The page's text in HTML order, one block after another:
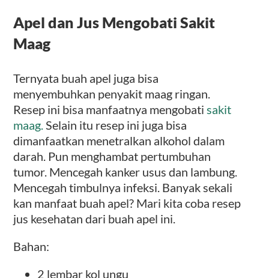
Apel dan Jus Mengobati Sakit
Maag
Ternyata buah apel juga bisa
menyembuhkan penyakit maag ringan.
Resep ini bisa manfaatnya mengobatisakit
maag.Selain itu resep ini juga bisa
dimanfaatkan menetralkan alkohol dalam
darah. Pun menghambat pertumbuhan
tumor. Mencegah kanker usus dan lambung.
Mencegah timbulnya infeksi. Banyak sekali
kan manfaat buah apel? Mari kita coba resep
jus kesehatan dari buah apel ini.
Bahan:
2 lembar kol ungu